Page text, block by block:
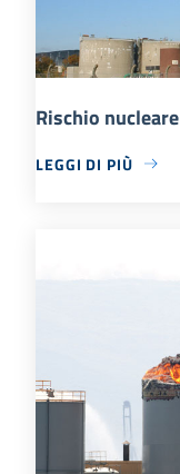
Rischio nucleare
LEGGI DI PIÙ